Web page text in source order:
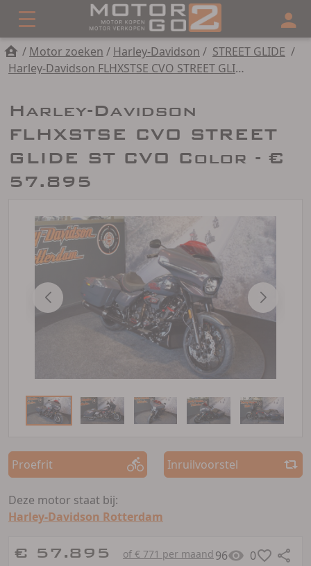
/ Motor zoeken / Harley-Davidson / STREET GLIDE /
Harley-Davidson FLHXSTSE CVO STREET GLIDE ST CVO Color
Harley-Davidson
FLHXSTSE CVO STREET
GLIDE ST CVO Color - €
57.895
Proefrit Inruilvoorstel
Deze motor staat bij:
Harley-Davidson Rotterdam
€ 57.895 of € 771 per maand 96
0